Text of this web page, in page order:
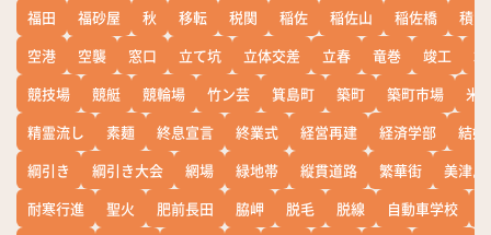
福田
福砂屋 秋 移転 税関 稲佐 稲佐山 稲佐橋
積雪
空港
空襲 窓口 立て坑 立体交差 立春 竜巻 竣工
競技場
競艇 競輪場 竹ン芸 箕島町 築町 築町市場
米
精霊流し
素麺 終息宣言 終業式 経営再建 経済学部
結婚
綱引き
綱引き大会 網場 緑地帯 縦貫道路 繁華街
美津島
耐寒行進
聖火 肥前長田 脇岬 脱毛 脱線 自動車学校